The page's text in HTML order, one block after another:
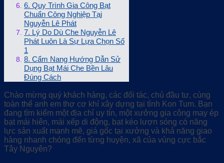
6. Quy Trình Gia Công Bạt
Chuẩn Công Nghiệp Tại
Nguyễn Lê Phát
7. Lý Do Dù Che Nguyễn Lê
Phát Luôn Là Sự Lựa Chọn Số
1
8. Cẩm Nang Hướng Dẫn Sử
Dụng Bạt Mái Che Bền Lâu
Đúng Cách
Chào mừng quý khách hàng, các đối tác, chủ đầu tư, cùng
toàn thể anh em thợ cơ khí xây dựng tại tỉnh Kon Tum. Bạn
đang tìm kiếm một địa chỉ uy tín, một xưởng gia công may ép
bạt mái hiên, mái xếp di động, bạt kéo lượn sóng có năng
lực sản xuất mạnh mẽ, giá gốc tại xưởng và khả năng giao
hàng nhanh chóng đến từng huyện, xã của vùng cực bắc
Tây Nguyên?